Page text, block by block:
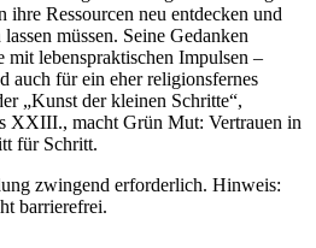
Ressourcen neu entdecken und
müssen. Seine Gedanken
mit lebenspraktischen Impulsen –
auch für ein eher religionsfernes
„Kunst der kleinen Schritte“,
XXIII., macht Grün Mut: Vertrauen in
für Schritt.
zwingend erforderlich. Hinweis:
barrierefrei.